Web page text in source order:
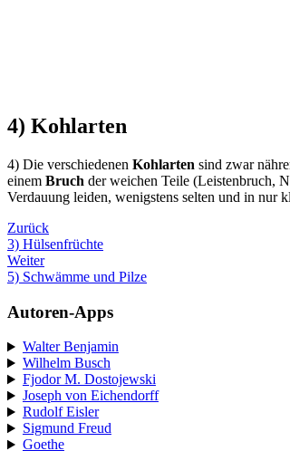
4) Kohlarten
4) Die verschiedenen Kohlarten sind zwar
einem Bruch der weichen Teile (Leistenbruch,
Verdauung leiden, wenigstens selten und in nur
Zurück
3) Hülsenfrüchte
Weiter
5) Schwämme und Pilze
Autoren-Apps
Walter Benjamin
Wilhelm Busch
Fjodor M. Dostojewski
Joseph von Eichendorff
Rudolf Eisler
Sigmund Freud
Goethe